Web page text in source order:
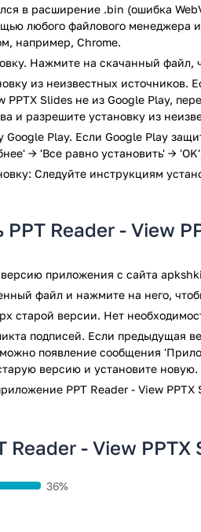
возможности программы:
совместимых файлов
просмотром презентаций.
продолжительному тапу.
в списке презентаций.
функций управления файлами:
соцсети, мессенджеры, по
странице.
информации о презентации.
для просмотра
- View PPTX Slides прошло
всем последним сигнатурам
в расширение .bin (ошибка
любого файлового менеджера
например, Chrome.
Нажмите на скачанный файл,
из неизвестных источников.
PPTX Slides не из Google Play,
и разрешите установку из
Google Play. Если Google Play
→ 'Все равно установить' →
Следуйте инструкциям
PPT Reader - View
приложения с сайта
файл и нажмите на него,
старой версии. Нет
подписей. Если предыдущая
появление сообщения
версию и установите новую.
PPT Reader - View PPTX
Reader - View PPTX
36%